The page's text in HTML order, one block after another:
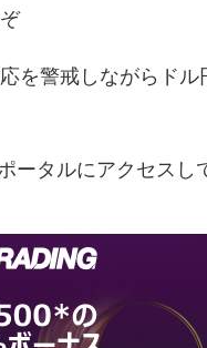
を警戒しながらドル
ータルにアクセスし